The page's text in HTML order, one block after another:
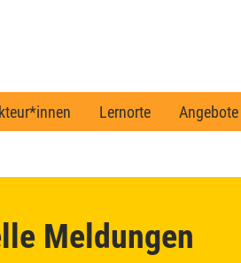
Lernorte Angebote
Meldungen